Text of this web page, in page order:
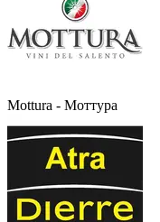
Mottura - Моттура